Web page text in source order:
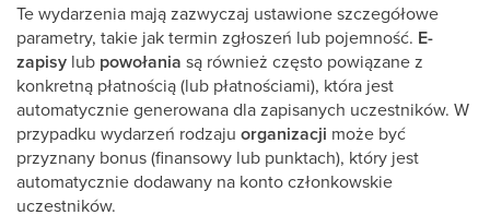
Te wydarzenia mają zazwyczaj ustawione szczegółowe
parametry, takie jak termin zgłoszeń lub pojemność. E-
zapisy lub powołania są również często powiązane z
konkretną płatnością (lub płatnościami), która jest
automatycznie generowana dla zapisanych uczestników. W
przypadku wydarzeń rodzaju organizacji może być
przyznany bonus (finansowy lub punktach), który jest
automatycznie dodawany na konto członkowskie
uczestników.